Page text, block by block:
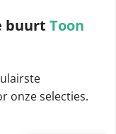
buurt Toon
onze selecties.